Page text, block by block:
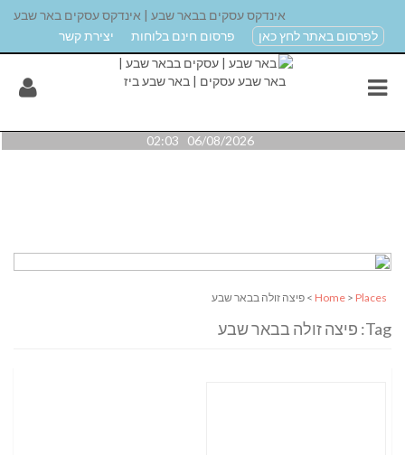
אינדקס עסקים בבאר שבע | אינדקס עסקים באר שבע
לפרסום באתר לחץ כאן
פרסום חינם בלוחות יצירת קשר
06/08/2026 02:03
Home > Places > פיצה זולה בבאר שבע
Tag: פיצה זולה בבאר שבע